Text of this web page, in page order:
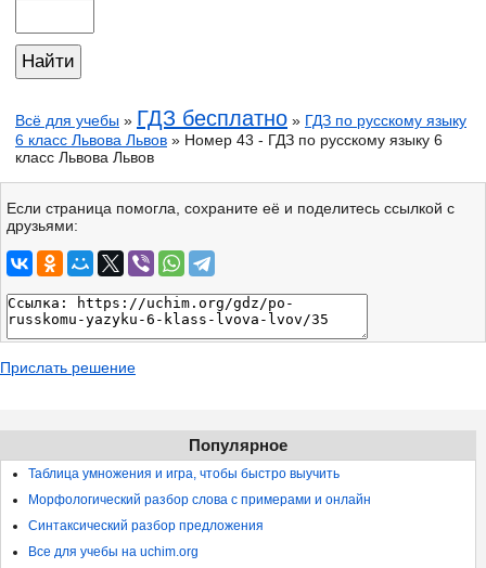
Всё для учебы » ГДЗ бесплатно » ГДЗ по русскому языку
6 класс Львова Львов » Номер 43 - ГДЗ по русскому языку 6
класс Львова Львов
Если страница помогла, сохраните её и поделитесь ссылкой с
друзьями:
Прислать решение
Популярное
Таблица умножения и игра, чтобы быстро выучить
Морфологический разбор слова с примерами и онлайн
Синтаксический разбор предложения
Все для учебы на uchim.org